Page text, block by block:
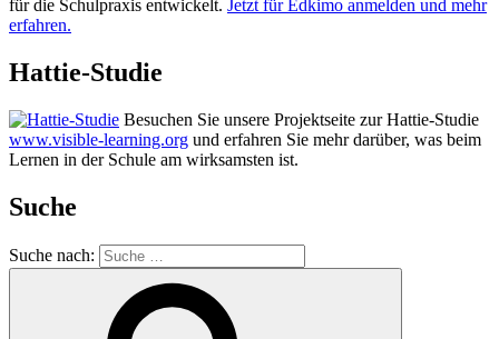
für die Schulpraxis entwickelt. Jetzt für Edkimo anmelden und mehr
erfahren.
Hattie-Studie
Besuchen Sie unsere Projektseite zur Hattie-Studie
www.visible-learning.org und erfahren Sie mehr darüber, was beim
Lernen in der Schule am wirksamsten ist.
Suche
Suche nach: